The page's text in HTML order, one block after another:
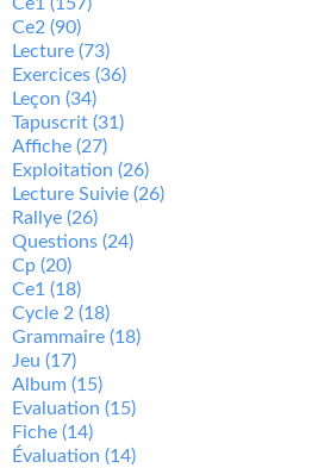
Ce2 (90)
Lecture (73)
Exercices (36)
Leçon (34)
Tapuscrit (31)
Affiche (27)
Exploitation (26)
Lecture Suivie (26)
Rallye (26)
Questions (24)
Cp (20)
Ce1 (18)
Cycle 2 (18)
Grammaire (18)
Jeu (17)
Album (15)
Evaluation (15)
Fiche (14)
Évaluation (14)